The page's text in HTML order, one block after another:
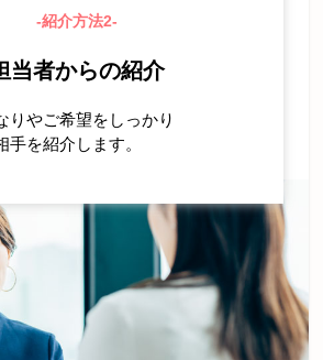
-紹介方法2-
当者からの紹介
りやご希望をしっかり
手を紹介します。